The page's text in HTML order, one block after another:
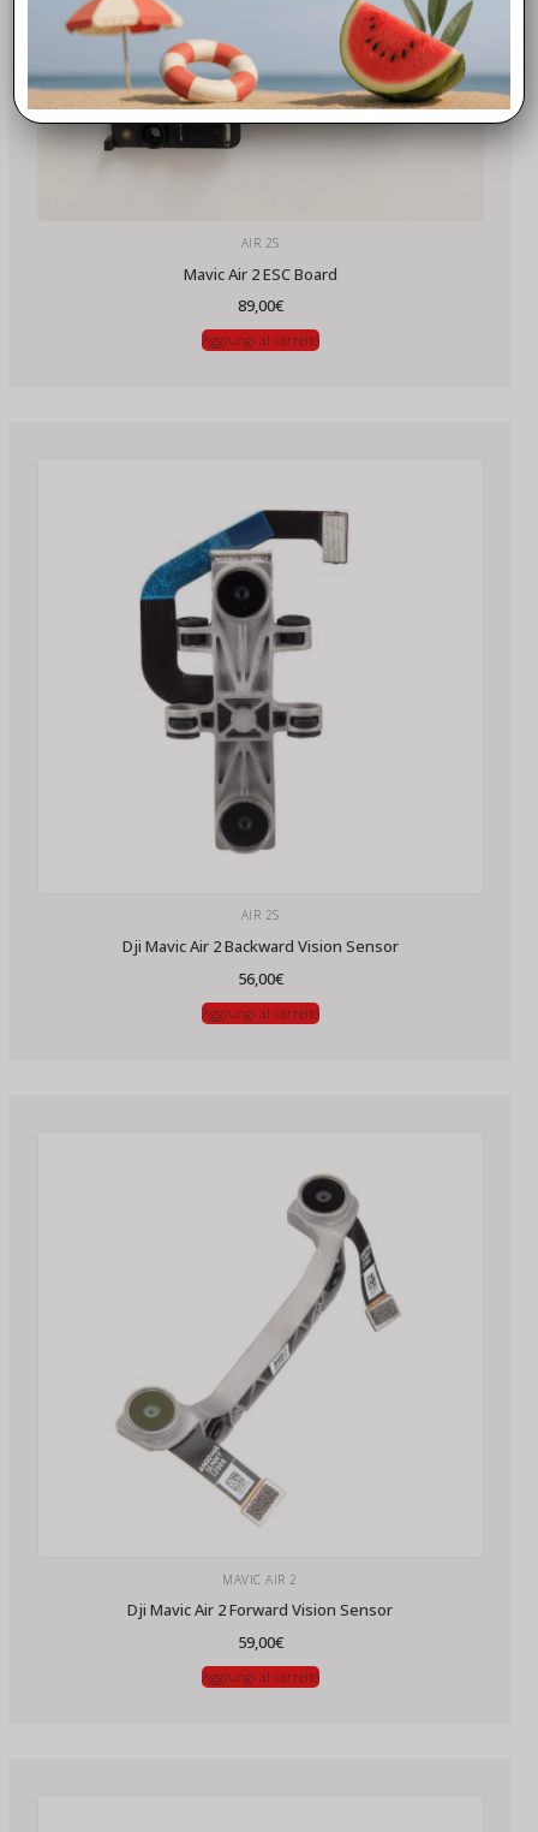
AIR 2S
Mavic Air 2 ESC Board
89,00€
Aggiungi al carrello
AIR 2S
Dji Mavic Air 2 Backward Vision Sensor
56,00€
Aggiungi al carrello
MAVIC AIR 2
Dji Mavic Air 2 Forward Vision Sensor
59,00€
Aggiungi al carrello